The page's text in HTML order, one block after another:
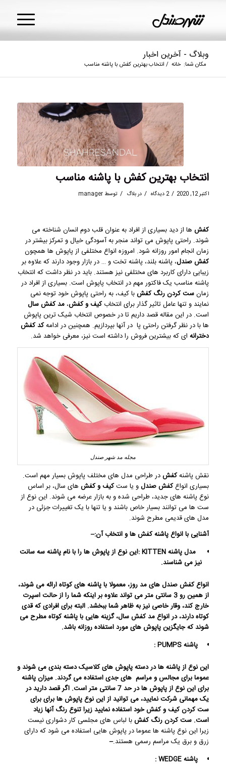
وبلاگ - آخرین اخبار
مکان شما: خانه / انتخاب بهترین کفش با پاشنه مناسب
انتخاب بهترین کفش با پاشنه مناسب
اکتبر 12, 2020 / 2 دیدگاه / دربلاگ / توسط manager
کفشها از دید بسیاری از افراد به عنوان قلب دوم انسان شناخته می
شوند. راحتی پاپوش می تواند منجر به آسودگی خیال و تمرکز بیشتر در
زمان انجام امور روزانه شود. امروزه انواع مختلفی از پاپوش ها همچون
کفش صندل، پاشنه بلند، پاشنه تخت و … در بازار وجود دارند که علاوه بر
زیبایی دارای کاربرد های مختلفی نیز هستند. باید در نظر داشت که انتخاب
پاشنه مناسب یک فاکتور مهم در انتخاب پاپوش است. بسیاری از افراد در
زمانست کردنرنگ کفشبا کیف، به راحتی پاپوش خود توجه نمی
نمایند و تنها عامل تاثیر گذار برای انتخابکیف و کفش، مد کفش سال
است. در این مقاله قصد داریم تا در خصوص انتخاب شیک ترین پاپوش
ها با در نظر گرفتن راحتی پا در آنها بپردازیم. همچنین در ادامهکدکفش
دخترانهای که بیشترین فروش را داشته است نیز، معرفی خواهد شد.
مجله مد شهر صندل
نقش پاشنهکفشدر طراحی مدل های مختلف پاپوش بسیار مهم است.
بسیاری انواعکفش صندلو یا ستکیف و کفشهای سال، بر اساس
نوع پاشنه های جدید، طراحی شده و به بازار عرضه می شوند. این نوع از
ست ها می توانند بسیار خاص باشند و یا تنها با یک تغییرات جزئی در
مدل های قدیمی مطرح شوند.
آشنایی با انواع پاشنهکفشها و انتخاب آن:–
مدل پاشنهKITTEN
:این نوع از پاپوش ها را با نام پاشنه سه سانت
نیز می شناسند.
انواع کفش صندل های مد روز، معمولا با پاشنه های کوتاه ارائه می شوند،
از همین رو 3 سانتی متر می تواند علاوه بر اینکه شما را از حالت اسپرت
خارج کند، وقار خاصی نیز به ظاهر شما ببخشد. البته برای افرادی که قدی
کوتاه دارند، در انواع مد کفش سال، گزینه هایی با پاشنه کوتاه مطرح می
شوند که جایگزین پاپوش های مورد استفاده روزانه باشد.
پاشنهPUMPS
:
این نوع از پاشنه ها در دسته پاپوش های کلاسیک دسته بندی می شوند و
عموما برای مجالس و مراسم های جدی استفاده می گردند. میزان پاشنه
برای این نوع از پاپوش ها در حد 7 سانتی متر است. اگر قصد دارید در
یک مهمانی شرکت نمایید، می توانید از این نوع پاپوش ها برای برای
ست کردن کیف و کفش خود استفاده نمایید زیرا تنوع رنگ آنها زیاد
است. ست کردن رنگ کفشبا لباس های مجلسی کار دشواری نیست
زیرا این نوع پاشنه ها عموما در پاپوش هایی استفاده می شود که دارای
زرق و برق یک مراسم رسمی هستند.–
پاشنهWEDGE
: